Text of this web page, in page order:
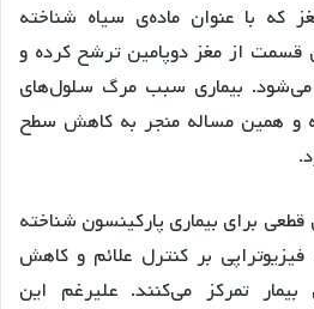
که با عنوان ماده‌ی سیاه شناخته
قسمت از مغز دوپامین ترشح کرده و
بیماری سبب مرگ سلول‌های
و همین مساله منجر به کاهش سطح
قطعی برای بیماری پارکینسون شناخته
بر کنترل علائم و کاهش
تمرکز می‌کنند. علیرغم این